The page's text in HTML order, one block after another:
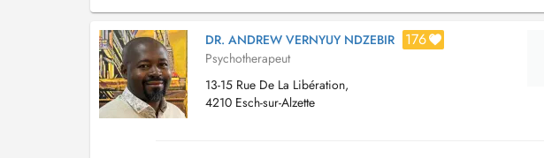
DR. ANDREW VERNYUY NDZEBIR 176
Psychotherapeut
13-15 Rue De La Libération,
4210 Esch-sur-Alzette